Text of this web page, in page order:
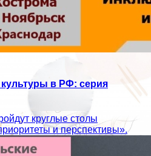
в РФ: серия
круглые столы
и перспективы».